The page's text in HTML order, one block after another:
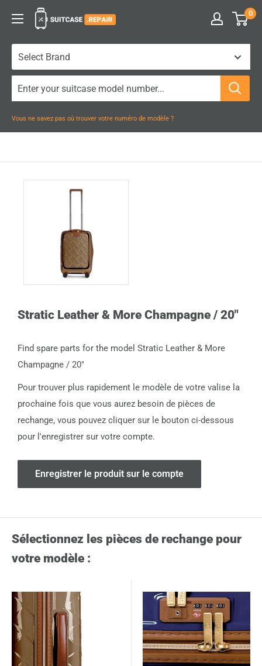
Suitcase.Repair 0
Vous ne savez pas où trouver votre numéro de modèle ?
Stratic Leather & More Champagne / 20"
Find spare parts for the model Stratic Leather & More
Champagne / 20"
Pour trouver plus rapidement le modèle de votre valise la
prochaine fois que vous aurez besoin de pièces de
rechange, vous pouvez cliquer sur le bouton ci-dessous
pour l'enregistrer sur votre compte.
Enregistrer le produit sur le compte
Sélectionnez les pièces de rechange pour
votre modèle :